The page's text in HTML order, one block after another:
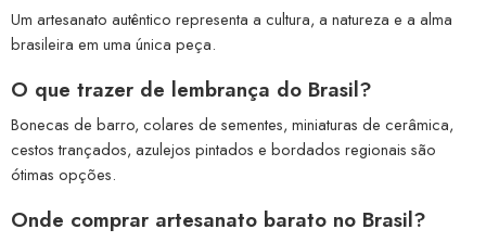
Um artesanato autêntico representa a cultura, a natureza e a alma
brasileira em uma única peça.
O que trazer de lembrança do Brasil?
Bonecas de barro, colares de sementes, miniaturas de cerâmica,
cestos trançados, azulejos pintados e bordados regionais são
ótimas opções.
Onde comprar artesanato barato no Brasil?